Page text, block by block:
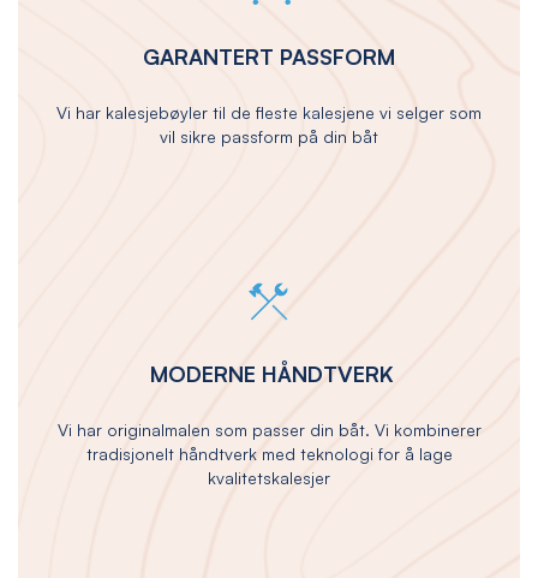
GARANTERT PASSFORM
Vi har kalesjebøyler til de fleste kalesjene vi selger som
vil sikre passform på din båt
MODERNE HÅNDTVERK
Vi har originalmalen som passer din båt. Vi kombinerer
tradisjonelt håndtverk med teknologi for å lage
kvalitetskalesjer